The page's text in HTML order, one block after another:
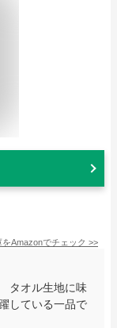
をAmazonでチェック >>
タオル生地に味
している一品で